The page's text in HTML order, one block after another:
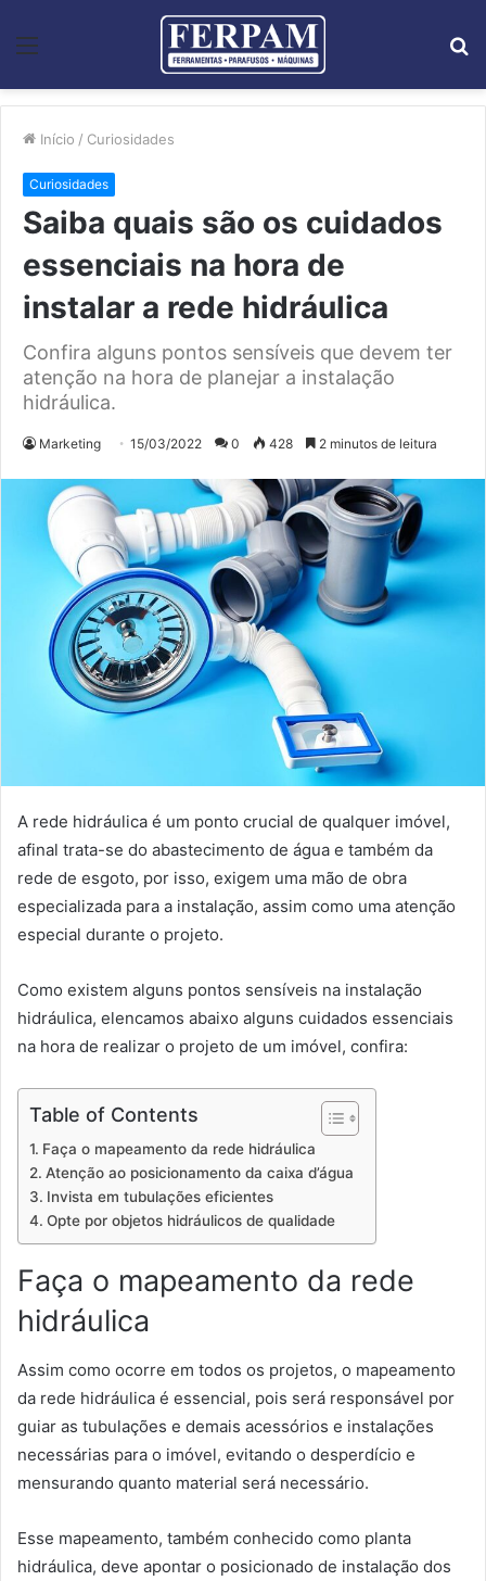
Início / Curiosidades
Curiosidades
Saiba quais são os cuidados
essenciais na hora de
instalar a rede hidráulica
Confira alguns pontos sensíveis que devem ter
atenção na hora de planejar a instalação
hidráulica.
Marketing 15/03/2022 0 428 2 minutos de leitura
A rede hidráulica é um ponto crucial de qualquer imóvel,
afinal trata-se do abastecimento de água e também da
rede de esgoto, por isso, exigem uma mão de obra
especializada para a instalação, assim como uma atenção
especial durante o projeto.
Como existem alguns pontos sensíveis na instalação
hidráulica, elencamos abaixo alguns cuidados essenciais
na hora de realizar o projeto de um imóvel, confira:
Table of Contents
Faça o mapeamento da rede hidráulica
Atenção ao posicionamento da caixa d’água
Invista em tubulações eficientes
Opte por objetos hidráulicos de qualidade
Faça o mapeamento da rede
hidráulica
Assim como ocorre em todos os projetos, o mapeamento
da rede hidráulica é essencial, pois será responsável por
guiar as tubulações e demais acessórios e instalações
necessárias para o imóvel, evitando o desperdício e
mensurando quanto material será necessário.
Esse mapeamento, também conhecido como planta
hidráulica, deve apontar o posicionado de instalação dos